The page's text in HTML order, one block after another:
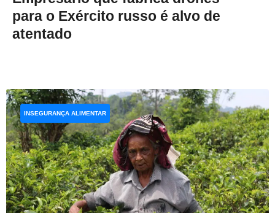
para o Exército russo é alvo de
atentado
INSEGURANÇA ALIMENTAR